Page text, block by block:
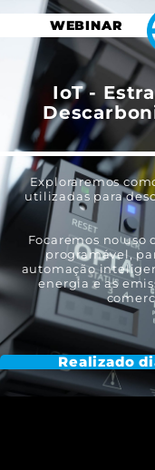
WEBINAR
IoT -
Exploraremos
utilizadas para
Focaremos no uso
programável,
automação
energia e as
Realizado